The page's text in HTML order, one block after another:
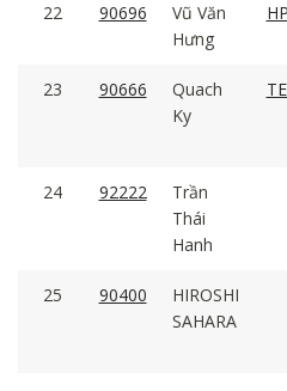
22 90696
Vũ Văn
Hưng
23 90666
Quach
Ky
24 92222
Trần
Thái
Hanh
25 90400
HIROSHI
SAHARA